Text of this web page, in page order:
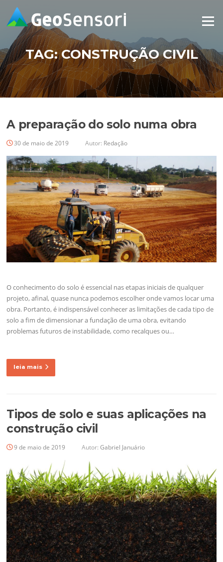
para
conteúdo
Menu
TAG:CONSTRUÇÃO CIVIL
A preparação do solo numa obra
30 de maio de 2019 Autor: Redação
O conhecimento do solo é essencial nas etapas iniciais de qualquer
projeto, afinal, quase nunca podemos escolher onde vamos locar uma
obra. Portanto, é indispensável conhecer as limitações de cada tipo de
solo a fim de dimensionar a fundação de uma obra, evitando
problemas futuros de instabilidade, como recalques ou…
leia mais
Tipos de solo e suas aplicações na
construção civil
9 de maio de 2019 Autor:Gabriel Januário